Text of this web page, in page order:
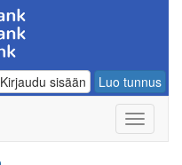
Kirjaudu sisään Luo tunnus